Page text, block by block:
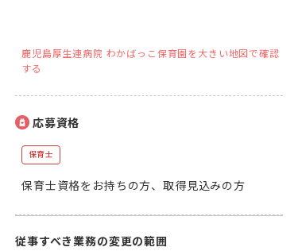
鹿児島厚生連病院 わかばっこ保育園を大きい地図で確認
する
応募資格
保育士
保育士資格をお持ちの方、取得見込みの方
従事すべき業務の変更の範囲